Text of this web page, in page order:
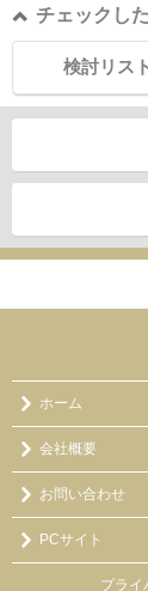
チェックし
検討リス
ホーム
会社概要
お問い合わせ
PCサイト
プライ